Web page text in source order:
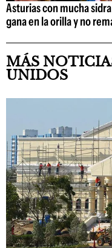
Asturias con mucha
gana en la orilla y no
MÁS
UNIDOS